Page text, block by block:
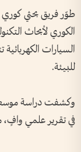
طوّر فريق بحثي كوري
الكوري لأبحاث
السيارات
للبيئة.
وكشفت دراسة
في تقرير علمي وافٍ،